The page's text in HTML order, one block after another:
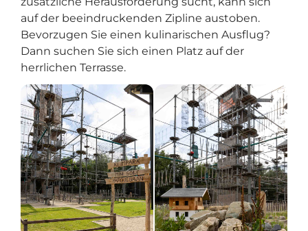
auf der beeindruckenden Zipline austoben.
Bevorzugen Sie einen kulinarischen Ausflug?
Dann suchen Sie sich einen Platz auf der
herrlichen Terrasse.